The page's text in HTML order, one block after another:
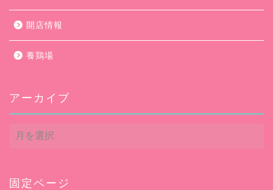
開店情報
養鶏場
アーカイブ
ア
ー
ブ
固定ページ